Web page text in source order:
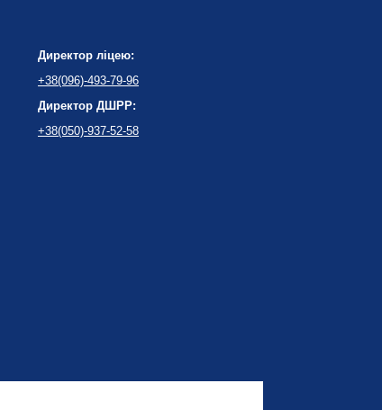
Директор ліцею:
+38(096)-493-79-96
Директор ДШРР:
+38(050)-937-52-58